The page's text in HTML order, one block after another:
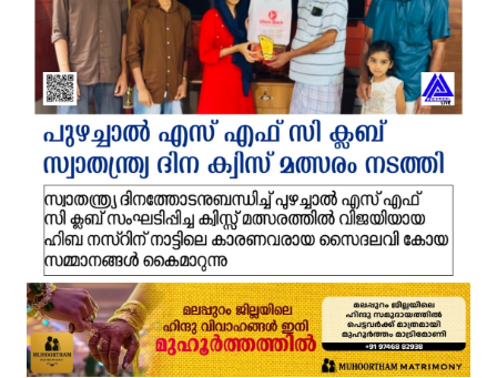
ഓണക്കാലത്തെ റേഷൻ വിതരണം തിങ്കളാഴ്ച മുതൽ;
സംവരണ നിയമനങ്ങളിൽ സ്പെഷ്യൽ റിക്രൂട്ട്മെന്റ് നടത്തണം:
ഇൻഫാന്റിനോക്കെതിരെ അവിശ്വാസ പ്രമേയ നീക്കവുമായി
എസ്.എം.സർവർ മെഗാ ഉറുദു ക്വിസ് മത്സരം സമാപിച്ചു
ഒതുക്കുങ്ങൽ ഗവൺമെന്റ് ഹയർ സെക്കന്ററി സ്കൂളിന് പ്രത്യേക
വേങ്ങര ടൗൺ പൗരസമിതി ഫുട്ബോൾ പ്രവചന മത്സരം: വിജയിക്ക്
ശിഹാബ് തങ്ങളെ അനുസ്മരിച്ച് പി.കെ. കുഞ്ഞാലിക്കുട്ടി
മലപ്പുറം ജില്ലയില്‍ ശക്തമായ മഴ; 4 ക്യാമ്പുകള്‍ തുറന്നു
വേങ്ങര ബോയ്സ് സ്കൂൾ മുൻ പ്യൂൺ തങ്കപ്പൻ ടി.വി നിര്യാതനായി
അതിശക്തമായ മഴ തുടരും; എട്ട് ജില്ലകളിൽ റെഡ് അലർട്ട്